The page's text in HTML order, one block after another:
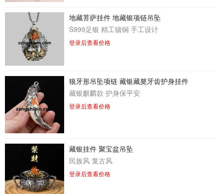
地藏菩萨挂件 地藏银项链吊坠
S999足银 精工镶铜 手工设计
登录后查看价格
狼牙形吊坠项链 藏银藏獒牙齿护身挂件
藏银麒麟款 护身保平安
登录后查看价格
藏银挂件 聚宝盆吊坠
民族风 复古风
登录后查看价格